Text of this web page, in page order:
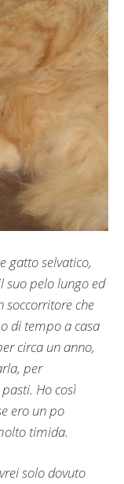
gatto selvatico,
suo pelo lungo ed
soccorritore che
di tempo a casa
circa un anno,
per
Ho così
ero un po
timida.
solo dovuto